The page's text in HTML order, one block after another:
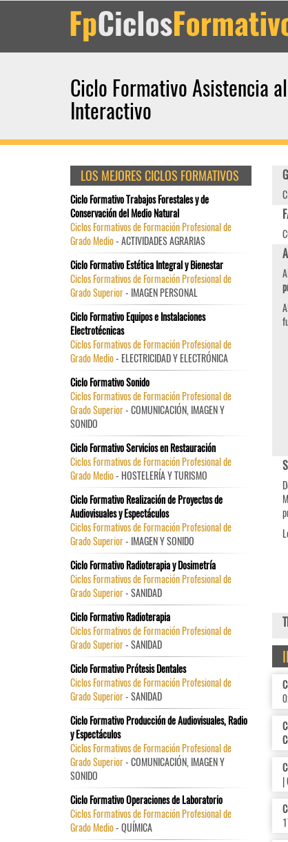
Ciclo Formativo Asistencia
Interactivo
|
LOS MEJORES CICLOS FORMATIVOS
Ciclo Formativo Trabajos Forestales y de
Conservación del Medio Natural
Ciclos Formativos de Formación Profesional de
Grado Medio- ACTIVIDADES AGRARIAS
Ciclo Formativo Estética Integral y Bienestar
Ciclos Formativos de Formación Profesional de
Grado Superior- IMAGEN PERSONAL
Ciclo Formativo Equipos e Instalaciones
Electrotécnicas
Ciclos Formativos de Formación Profesional de
Grado Medio- ELECTRICIDAD Y ELECTRÓNICA
Ciclo Formativo Sonido
Ciclos Formativos de Formación Profesional de
Grado Superior- COMUNICACIÓN, IMAGEN Y
SONIDO
Ciclo Formativo Servicios en Restauración
Ciclos Formativos de Formación Profesional de
Grado Medio- HOSTELERÍA Y TURISMO
Ciclo Formativo Realización de Proyectos de
Audiovisuales y Espectáculos
Ciclos Formativos de Formación Profesional de
Grado Superior- IMAGEN Y SONIDO
Ciclo Formativo Radioterapia y Dosimetría
Ciclos Formativos de Formación Profesional de
Grado Superior- SANIDAD
Ciclo Formativo Radioterapia
Ciclos Formativos de Formación Profesional de
Grado Superior- SANIDAD
Ciclo Formativo Prótesis Dentales
Ciclos Formativos de Formación Profesional de
Grado Superior- SANIDAD
Ciclo Formativo Producción de Audiovisuales, Radio
y Espectáculos
Ciclos Formativos de Formación Profesional de
Grado Superior- COMUNICACIÓN, IMAGEN Y
SONIDO
Ciclo Formativo Operaciones de Laboratorio
Ciclos Formativos de Formación Profesional de
Grado Medio- QUÍMICA